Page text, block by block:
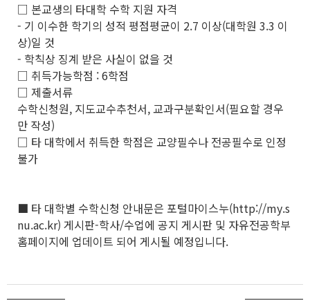
□ 본교생의 타대학 수학 지원 자격
- 기 이수한 학기의 성적 평점평균이 2.7 이상(대학원 3.3 이
상)일 것
- 학칙상 징계 받은 사실이 없을 것
□ 취득가능학점 : 6학점
□ 제출서류
수학신청원, 지도교수추천서, 교과구분확인서(필요할 경우
만 작성)
□ 타 대학에서 취득한 학점은 교양필수나 전공필수로 인정
불가
■ 타 대학별 수학신청 안내문은 포털마이스누(http://my.s
nu.ac.kr) 게시판-학사/수업에 공지 게시판 및 자유전공학부
홈페이지에 업데이트 되어 게시될 예정입니다.